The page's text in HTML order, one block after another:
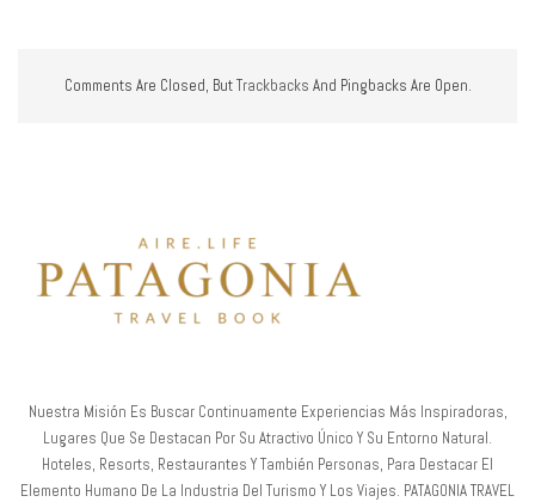
Comments Are Closed, ButTrackbacks And Pingbacks Are Open.
Nuestra Misión Es Buscar Continuamente Experiencias Más Inspiradoras,
Lugares Que Se Destacan Por Su Atractivo Único Y Su Entorno Natural.
Hoteles, Resorts, Restaurantes Y También Personas, Para Destacar El
Elemento Humano De La Industria Del Turismo Y Los Viajes. PATAGONIA TRAVEL